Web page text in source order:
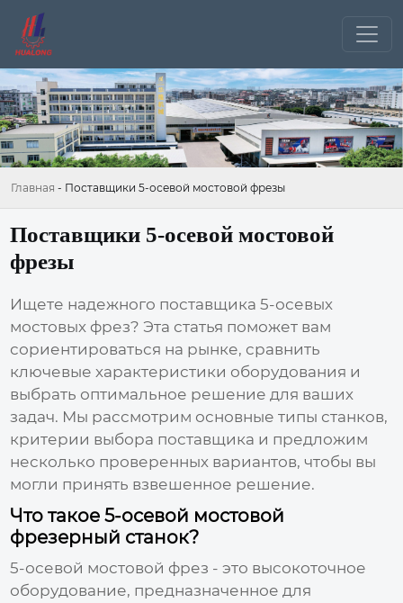
Главная - Поставщики 5-осевой мостовой фрезы
Поставщики 5-осевой мостовой
фрезы
Ищете надежного поставщика5-осевых
мостовых фрез? Эта статья поможет вам
сориентироваться на рынке, сравнить
ключевые характеристики оборудования и
выбрать оптимальное решение для ваших
задач. Мы рассмотрим основные типы станков,
критерии выбора поставщика и предложим
несколько проверенных вариантов, чтобы вы
могли принять взвешенное решение.
Что такое 5-осевой мостовой
фрезерный станок?
5-осевой мостовой фрез - это высокоточное
оборудование, предназначенное для